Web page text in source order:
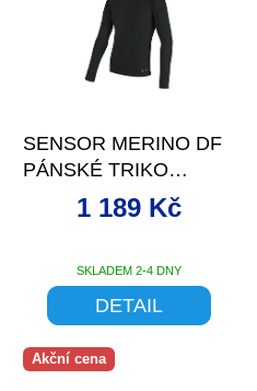
SENSOR MERINO DF
PÁNSKÉ TRIKO
DL.RUKÁV S KAPUCÍ
ČERNÁ
SKLADEM 2-4 DNY
1 189 Kč
DETAIL
Akční cena